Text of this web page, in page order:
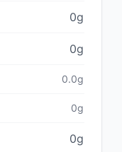
0g
0g
0.0g
0g
0g